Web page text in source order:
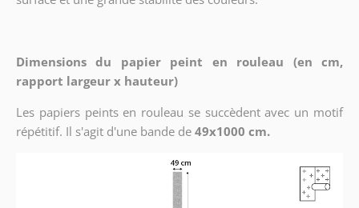
Dimensions du papier peint en rouleau (en cm,
rapport largeur x hauteur)
Les papiers peints en rouleau se succèdent avec un motif
répétitif. Il s'agit d'une bande de 49x1000 cm.